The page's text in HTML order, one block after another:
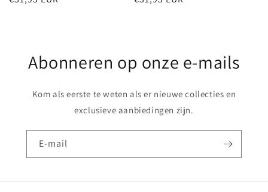
Abonneren op onze e-mails
Kom als eerste te weten als er nieuwe collecties en
exclusieve aanbiedingen zijn.
E‑mail